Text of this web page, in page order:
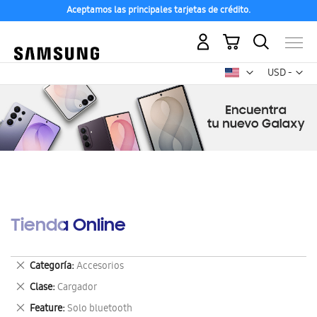
Aceptamos las principales tarjetas de crédito.
USD -
dólar
Mi carrito
Tienda Online
Categoría Accesorios
Eliminar
este
artículo
Clase Cargador
Eliminar
este
Feature Solo bluetooth
Eliminar